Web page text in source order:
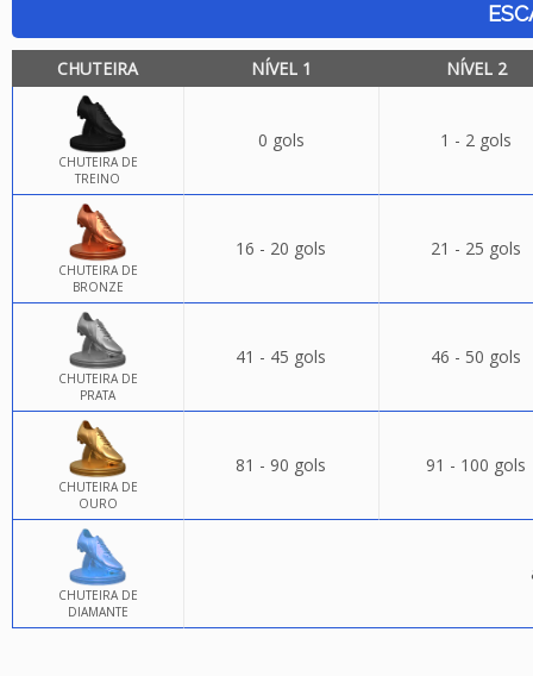
CHUTEIRA NÍVEL 1 NÍVEL 2
CHUTEIRA DE
TREINO
0 gols 1 - 2 gols
CHUTEIRA DE
BRONZE
16 - 20 gols 21 - 25 gols
CHUTEIRA DE
PRATA
41 - 45 gols 46 - 50 gols
CHUTEIRA DE
OURO
81 - 90 gols 91 - 100 gols
CHUTEIRA DE
DIAMANTE